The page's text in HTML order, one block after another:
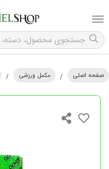
صفحه اصلی / مکمل ورزشی /